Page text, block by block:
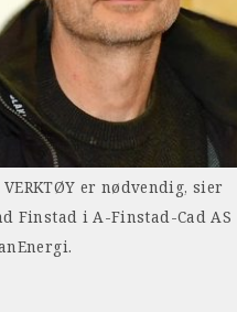
VERKTØY er nødvendig, sier
Finstad i A-Finstad-Cad AS